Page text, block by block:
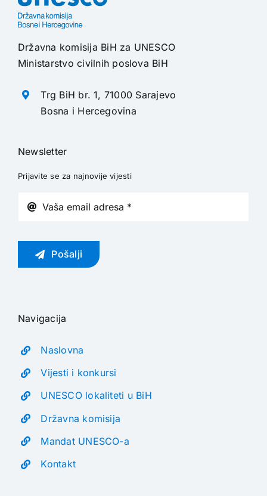
Državna komisija BiH za UNESCO
Ministarstvo civilnih poslova BiH
Trg BiH br. 1, 71000 Sarajevo
Bosna i Hercegovina
Newsletter
Prijavite se za najnovije vijesti
Pošalji
Navigacija
Naslovna
Vijesti i konkursi
UNESCO lokaliteti u BiH
Državna komisija
Mandat UNESCO-a
Kontakt